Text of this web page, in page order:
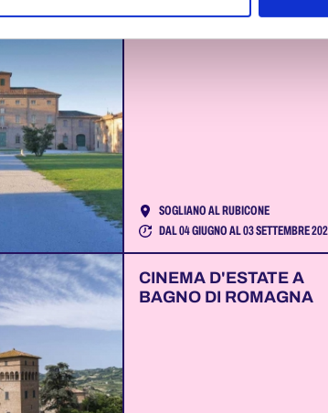
L'ORO DI SOGLIANO
SOGLIANO AL RUBICONE
DAL 04 GIUGNO AL 03 SETTEMBRE
CINEMA D'ESTATE A
BAGNO DI ROMAGNA